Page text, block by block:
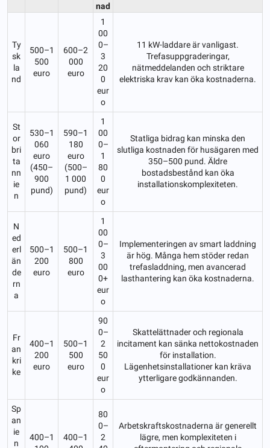
nad
Ty
sk
la
nd
500–1
500
euro
600–2
000
euro
1
00
0–
3
20
0
eur
o
11 kW-laddare är vanligast.
Trefasuppgraderingar,
nätmeddelanden och striktare
elektriska krav kan öka kostnaderna.
St
or
bri
ta
nn
ie
n
530–1
060
euro
(450–
900
pund)
590–1
180
euro
(500–
1 000
pund)
1
00
0–
1
80
0
eur
o
Statliga bidrag kan minska den
slutliga kostnaden för husägaren med
350–500 pund. Äldre
bostadsbestånd kan öka
installationskomplexiteten.
N
ed
erl
än
de
rn
a
500–1
200
euro
500–1
800
euro
1
00
0–
3
00
0+
eur
o
Implementeringen av smart laddning
är hög. Många hem stöder redan
trefasladdning, men avancerad
lasthantering kan öka kostnaderna.
Fr
an
kri
ke
400–1
200
euro
500–1
500
euro
90
0–
2
50
0
eur
o
Skattelättnader och regionala
incitament kan sänka nettokostnaden
för installation.
Lägenhetsinstallationer kan kräva
ytterligare godkännanden.
Sp
an
ie
n
400–1
400–1
80
0–
2
Arbetskraftskostnaderna är generellt
lägre, men komplexiteten i